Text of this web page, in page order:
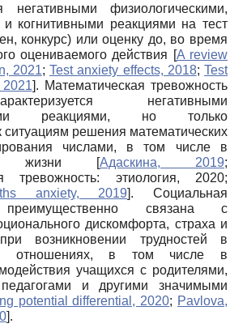
негативными физиологическими,
когнитивными реакциями на тест
конкурс) или оценку до, во время
оцениваемого действия [A review
2021; Test anxiety effects, 2018; Test
]. Математическая тревожность
негативными
реакциями, но только
решения математических
числами, в том числе в
жизни
[Адаскина, 2019;
тревожность: этиология, 2020;
anxiety, 2019]. Социальная
преимущественно связана с
дискомфорта, страха и
возникновении трудностей в
отношениях, в том числе в
учащихся с родителями,
педагогами и другими значимыми
potential differential, 2020; Pavlova,
].